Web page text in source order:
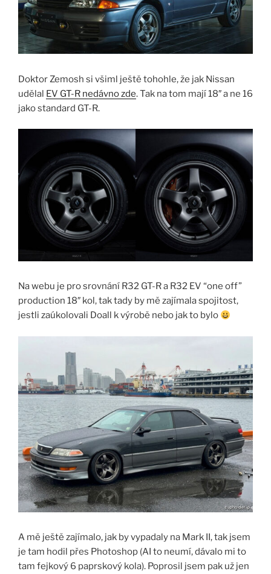
Doktor Zemosh si všiml ještě tohohle, že jak Nissan
udělal EV GT-R nedávno zde. Tak na tom mají 18″ a ne 16
jako standard GT-R.
Na webu je pro srovnání R32 GT-R a R32 EV “one off”
production 18″ kol, tak tady by mě zajímala spojitost,
jestli zaúkolovali Doall k výrobě nebo jak to bylo
A mě ještě zajímalo, jak by vypadaly na Mark II, tak jsem
je tam hodil přes Photoshop (AI to neumí, dávalo mi to
tam fejkový 6 paprskový kola). Poprosil jsem pak už jen